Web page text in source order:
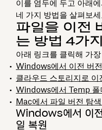
이를 염두에 두고 아래
네 가지 방법을 살펴보
파일을 이전
는 방법 4가지
아래 링크를 클릭해 가
Windows에서 이전 버
클라우드 스토리지로 이
Windows에서 Temp 폴
Mac에서 파일 버전 탐
Windows에서 이
일 복원